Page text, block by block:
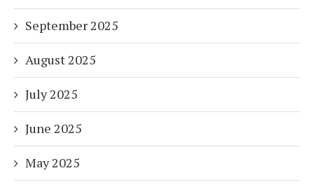
September 2025
August 2025
July 2025
June 2025
May 2025